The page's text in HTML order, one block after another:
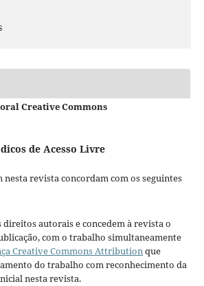
Creative Commons
de Acesso Livre
revista concordam com os seguintes
direitos autorais e concedem à revista o
com o trabalho simultaneamente
Creative Commons Attributionque
do trabalho com reconhecimento da
nesta revista.